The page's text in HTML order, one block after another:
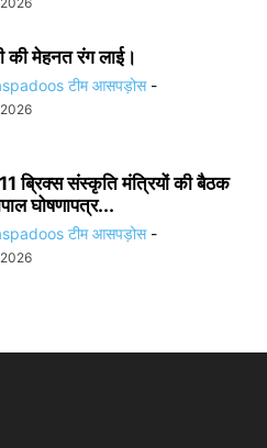
की मेहनत रंग लाई।
टीम आसपड़ोस -
ब्रिक्स संस्कृति मंत्रियों की बैठक
घोषणापत्र...
टीम आसपड़ोस -